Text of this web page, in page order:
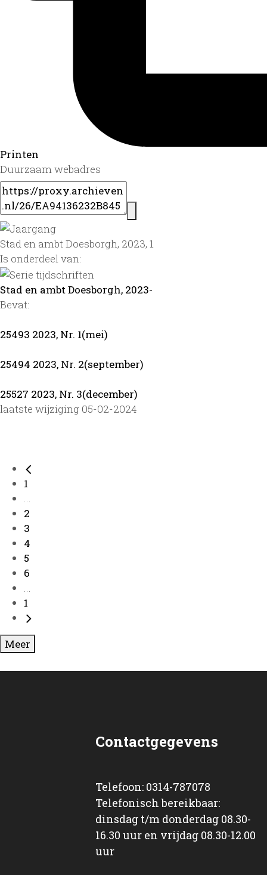
Printen
Duurzaam webadres
Stad en ambt Doesborgh, 2023, 1
Is onderdeel van:
Stad en ambt Doesborgh, 2023-
Bevat:
25493 2023, Nr. 1(mei)
25494 2023, Nr. 2(september)
25527 2023, Nr. 3(december)
laatste wijziging 05-02-2024
1
...
2
3
4
5
6
...
1
Meer
Contactgegevens
Telefoon: 0314-787078
Telefonisch bereikbaar:
dinsdag t/m donderdag 08.30-
16.30 uur en vrijdag 08.30-12.00
uur